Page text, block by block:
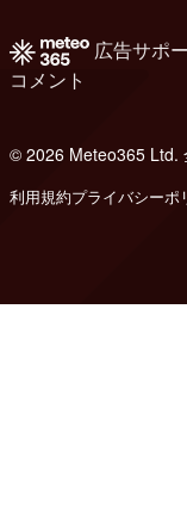
広告サポ
コメント
© 2026 Meteo365 Ltd.
利用規約プライバシーポ